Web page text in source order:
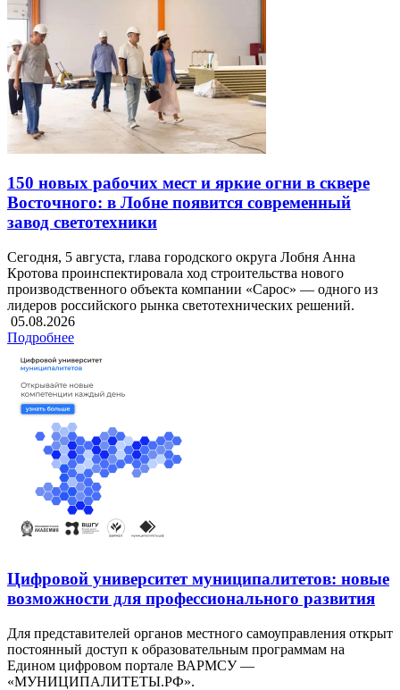
150 новых рабочих мест и яркие огни в сквере
Восточного: в Лобне появится современный
завод светотехники
Сегодня, 5 августа, глава городского округа Лобня Анна
Кротова проинспектировала ход строительства нового
производственного объекта компании «Сарос» — одного из
лидеров российского рынка светотехнических решений.
05.08.2026
Подробнее
Цифровой университет муниципалитетов: новые
возможности для профессионального развития
Для представителей органов местного самоуправления открыт
постоянный доступ к образовательным программам на
Едином цифровом портале ВАРМСУ —
«МУНИЦИПАЛИТЕТЫ.РФ».